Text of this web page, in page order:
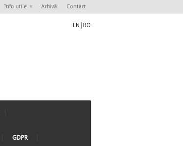
Info utile Arhivă Contact
EN RO
GDPR